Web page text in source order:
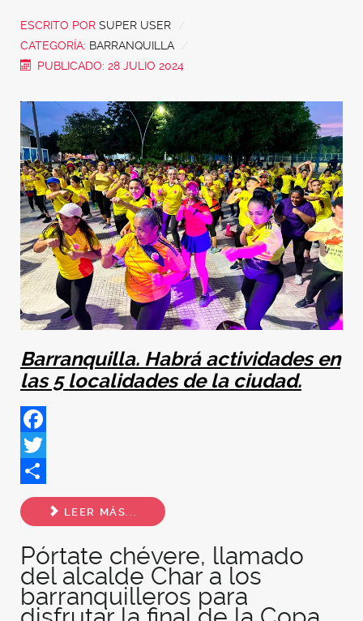
ESCRITO POR SUPER USER
CATEGORÍA: BARRANQUILLA
PUBLICADO: 28 JULIO 2024
Barranquilla. Habrá actividadesen
las 5 localidades de la ciudad.
Facebook
Twitter
Share
LEER MÁS...
Pórtate chévere, llamado
del alcalde Char a los
barranquilleros para